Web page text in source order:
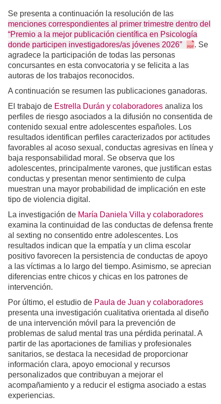
Se presenta a continuación la resolución de las
menciones correspondientes al primer trimestre dentro del
“Premio a la mejor publicación científica en Psicología
donde participen investigadores/as jóvenes 2026”
. Se
agradece la participación de todas las personas
concursantes en esta convocatoria y se felicita a las
autoras de los trabajos reconocidos.
A continuación se resumen las publicaciones ganadoras.
El trabajo de Estrella Durán y colaboradores analiza los
perfiles de riesgo asociados a la difusión no consentida de
contenido sexual entre adolescentes españoles. Los
resultados identifican perfiles caracterizados por actitudes
favorables al acoso sexual, conductas agresivas en línea y
baja responsabilidad moral. Se observa que los
adolescentes, principalmente varones, que justifican estas
conductas y presentan menor sentimiento de culpa
muestran una mayor probabilidad de implicación en este
tipo de violencia digital.
La investigación de María Daniela Villa y colaboradores
examina la continuidad de las conductas de defensa frente
al sexting no consentido entre adolescentes. Los
resultados indican que la empatía y un clima escolar
positivo favorecen la persistencia de conductas de apoyo
a las víctimas a lo largo del tiempo. Asimismo, se aprecian
diferencias entre chicos y chicas en los patrones de
intervención.
Por último, el estudio de Paula de Juan y colaboradores
presenta una investigación cualitativa orientada al diseño
de una intervención móvil para la prevención de
problemas de salud mental tras una pérdida perinatal. A
partir de las aportaciones de familias y profesionales
sanitarios, se destaca la necesidad de proporcionar
información clara, apoyo emocional y recursos
personalizados que contribuyan a mejorar el
acompañamiento y a reducir el estigma asociado a estas
experiencias.